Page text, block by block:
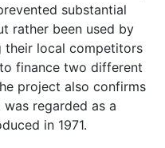
substantial
rather been used by
their local competitors
finance two different
project also confirms
regarded as a
in 1971.